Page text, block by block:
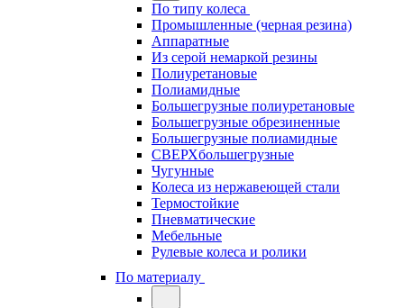
По типу колеса
Промышленные (черная резина)
Аппаратные
Из серой немаркой резины
Полиуретановые
Полиамидные
Большегрузные полиуретановые
Большегрузные обрезиненные
Большегрузные полиамидные
СВЕРХбольшегрузные
Чугунные
Колеса из нержавеющей стали
Термостойкие
Пневматические
Мебельные
Рулевые колеса и ролики
По материалу